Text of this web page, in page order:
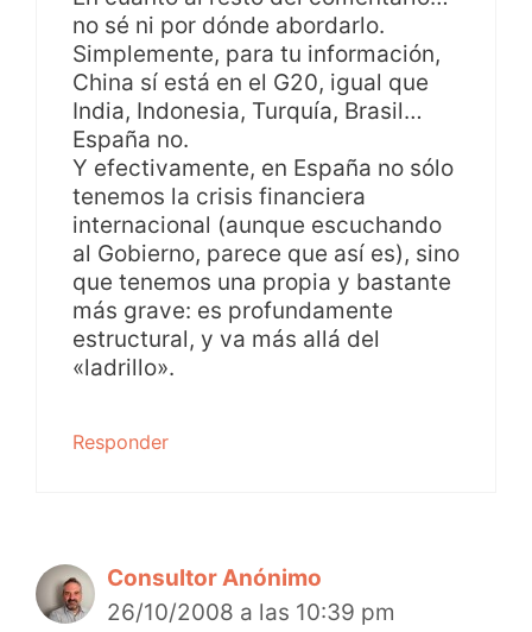
no sé ni por dónde abordarlo.
Simplemente, para tu información,
China sí está en el G20, igual que
India, Indonesia, Turquía, Brasil…
España no.
Y efectivamente, en España no sólo
tenemos la crisis financiera
internacional (aunque escuchando
al Gobierno, parece que así es), sino
que tenemos una propia y bastante
más grave: es profundamente
estructural, y va más allá del
«ladrillo».
Responder
Consultor Anónimo
26/10/2008 a las 10:39 pm